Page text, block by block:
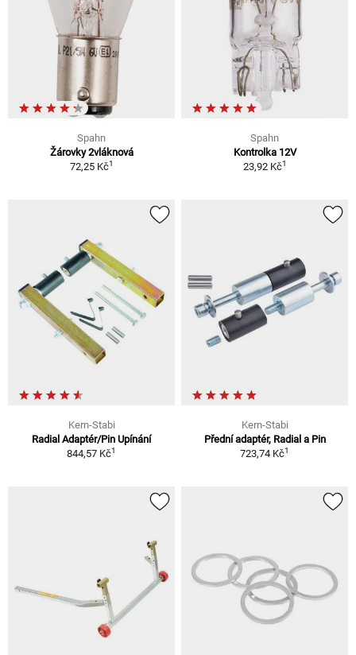
Spahn
Žárovky 2vláknová
72,25 Kč1
Spahn
Kontrolka 12V
23,92 Kč1
Kern-Stabi
Radial Adaptér/Pin Upínání
844,57 Kč1
Kern-Stabi
Přední adaptér, Radial a Pin
723,74 Kč1